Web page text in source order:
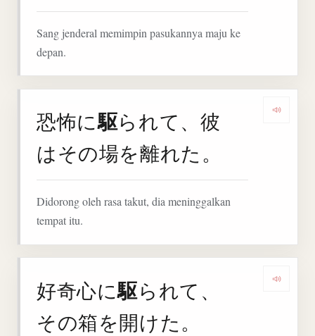
Sang jenderal memimpin pasukannya maju ke
depan.
恐怖に駆られて、彼
はその場を離れた。
Didorong oleh rasa takut, dia meninggalkan
tempat itu.
好奇心に駆られて、
その箱を開けた。